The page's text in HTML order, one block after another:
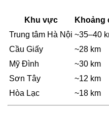
Khu vực Khoảng
Trung tâm Hà Nội ~35–40
Cầu Giấy
~28 km
Mỹ Đình
~30 km
Sơn Tây
~12 km
Hòa Lạc
~18 km